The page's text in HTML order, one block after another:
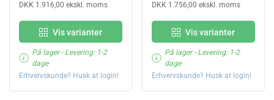
DKK 1.916,00 ekskl. moms
Vis varianter
På lager- Levering: 1-2
dage
Erhvervskunde? Husk at login!
DKK 1.756,00 ekskl. moms
Vis varianter
På lager- Levering: 1-2
dage
Erhvervskunde? Husk at login!